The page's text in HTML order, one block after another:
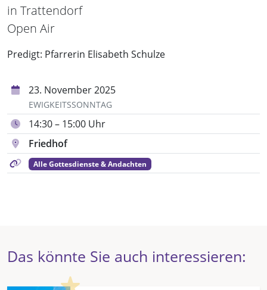
in Trattendorf
Open Air
Predigt: Pfarrerin Elisabeth Schulze
23. November 2025
EWIGKEITSSONNTAG
14:30 – 15:00 Uhr
Friedhof
Alle Gottesdienste & Andachten
Das könnte Sie auch interessieren:
Highlight